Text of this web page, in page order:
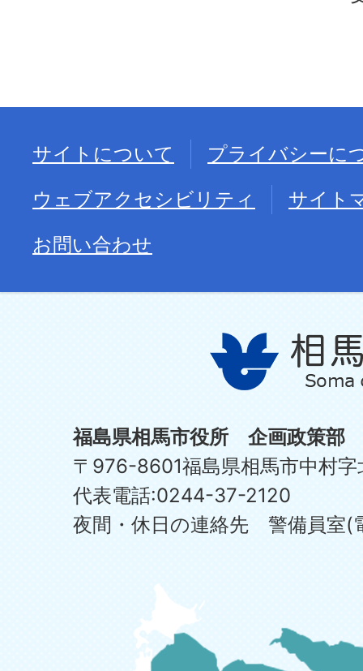
サイトについて
プライバシーに
ウェブアクセシビリティ
サイト
お問い合わせ
福島県相馬市役所 企画政策部
〒976-8601福島県相馬市中村
代表電話:0244-37-2120
夜間・休日の連絡先 警備員室